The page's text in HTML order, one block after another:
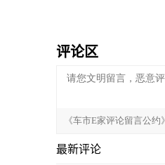
评论区
最新评论